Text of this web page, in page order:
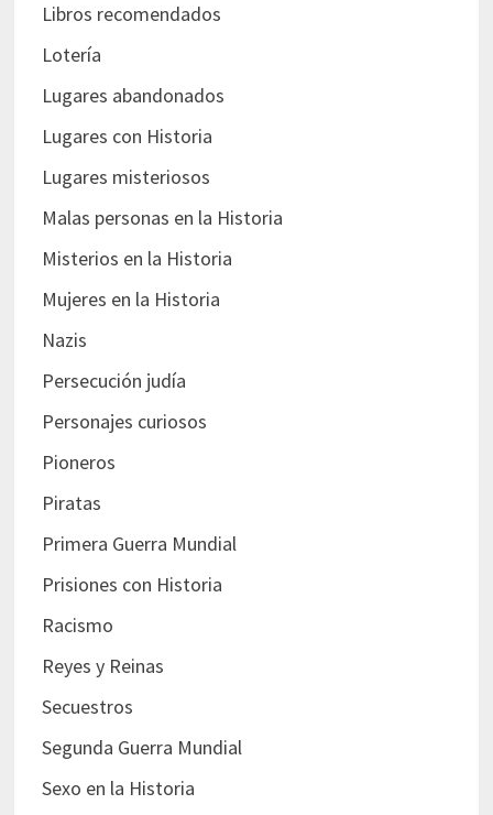
Libros recomendados
Lotería
Lugares abandonados
Lugares con Historia
Lugares misteriosos
Malas personas en la Historia
Misterios en la Historia
Mujeres en la Historia
Nazis
Persecución judía
Personajes curiosos
Pioneros
Piratas
Primera Guerra Mundial
Prisiones con Historia
Racismo
Reyes y Reinas
Secuestros
Segunda Guerra Mundial
Sexo en la Historia